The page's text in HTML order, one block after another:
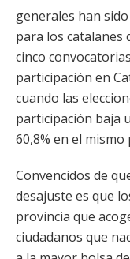
generales han
para los catalanes
cinco
participación en
cuando las
participación baja
60,8% en el mismo
Convencidos de
desajuste es que
provincia que
ciudadanos que